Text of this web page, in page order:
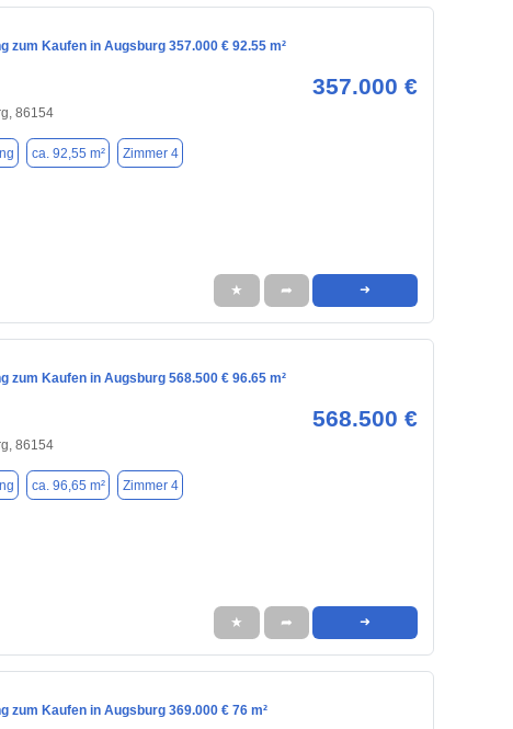
zum Kaufen in Augsburg 357.000 € 92.55 m²
357.000 €
86154
ca. 92,55 m² Zimmer 4
★ ➦ ➜
zum Kaufen in Augsburg 568.500 € 96.65 m²
568.500 €
86154
ca. 96,65 m² Zimmer 4
★ ➦ ➜
zum Kaufen in Augsburg 369.000 € 76 m²